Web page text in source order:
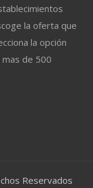
la oferta que
la opción
de 500
Reservados